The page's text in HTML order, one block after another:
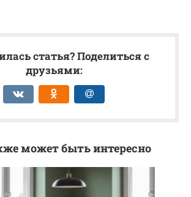
статья? Поделиться с
друзьями:
может быть интересно